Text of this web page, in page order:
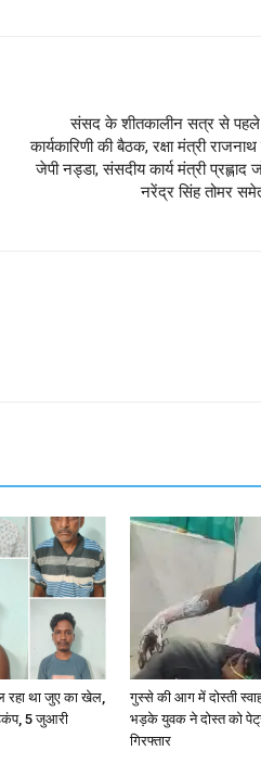
संसद के शीतकालीन सत्र से पहले
कार्यकारिणी की बैठक, रक्षा मंत्री
जेपी नड्डा, संसदीय कार्य मंत्री प्रह्लाद
नरेंद्र सिंह तोमर
था जुए का खेल,
5 जुआरी
गुस्से की आग में दोस्ती
भड़के युवक ने दोस्त को
गिरफ्तार